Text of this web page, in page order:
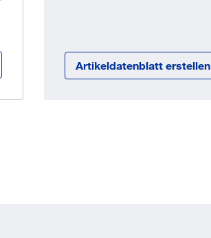
OCI Schnittstelle zu lhrer
Warenwirtschaft
Artikeldatenblatt erstellen